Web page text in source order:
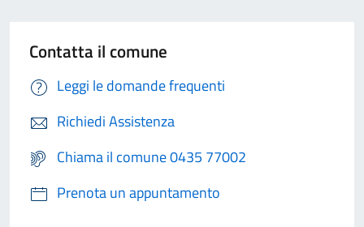
Contatta il comune
Leggi le domande frequenti
Richiedi Assistenza
Chiama il comune 0435 77002
Prenota un appuntamento